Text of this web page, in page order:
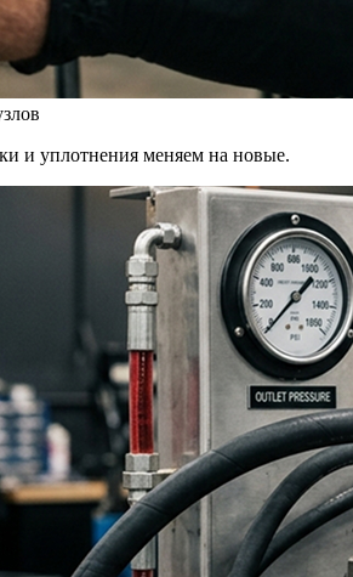
и уплотнения меняем на новые.